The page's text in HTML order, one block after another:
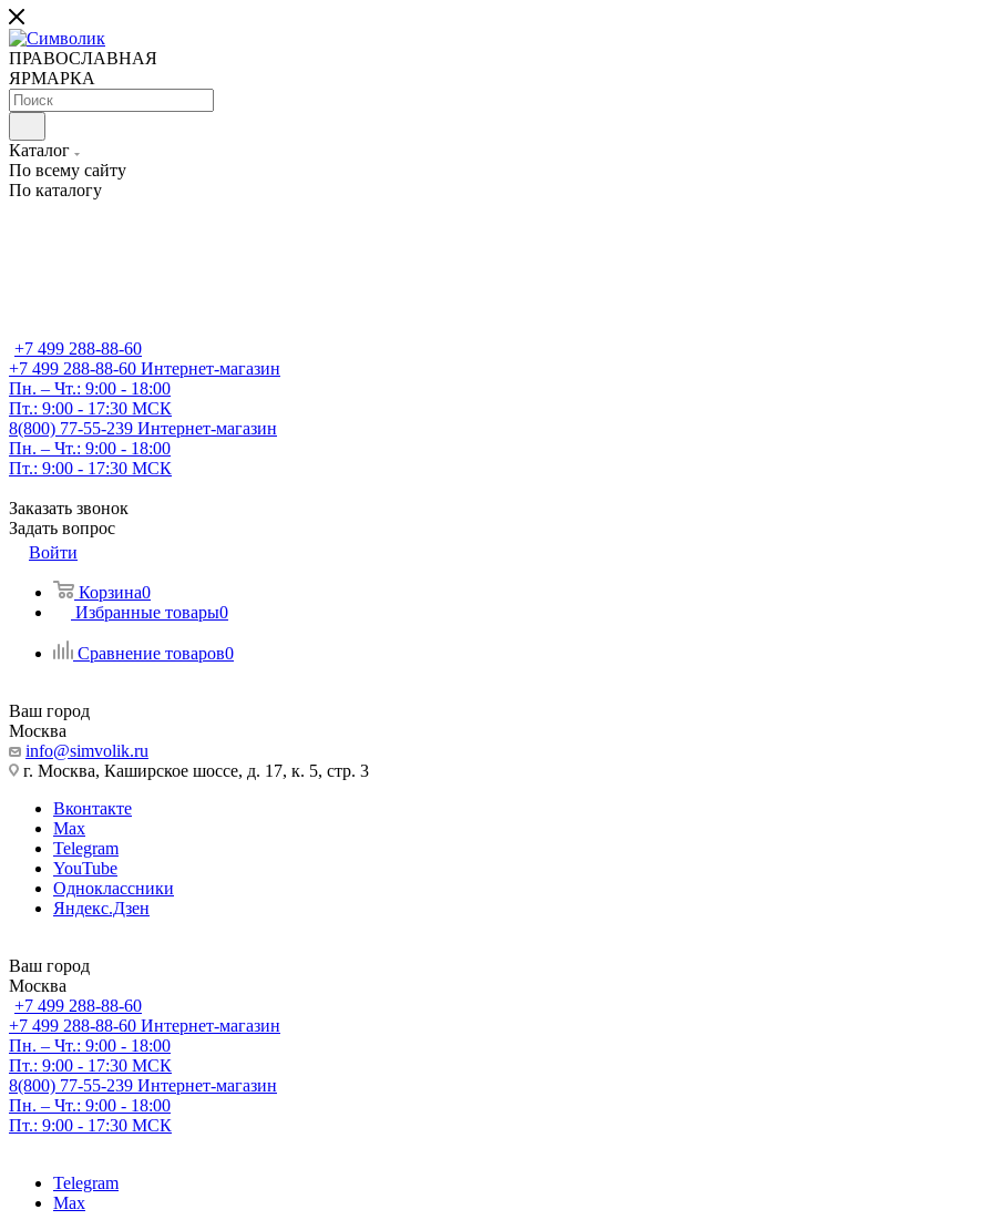
ПРАВОСЛАВНАЯ
ЯРМАРКА
Каталог
По всему сайту
По каталогу
+7 499 288-88-60
+7 499 288-88-60 Интернет-магазин
Пн. – Чт.: 9:00 - 18:00
Пт.: 9:00 - 17:30 МСК
8(800) 77-55-239 Интернет-магазин
Пн. – Чт.: 9:00 - 18:00
Пт.: 9:00 - 17:30 МСК
Заказать звонок
Задать вопрос
Войти
Корзина0
Избранные товары0
Сравнение товаров0
Ваш город
Москва
info@simvolik.ru
г. Москва, Каширское шоссе, д. 17, к. 5, стр. 3
Вконтакте
Max
Telegram
YouTube
Одноклассники
Яндекс.Дзен
Ваш город
Москва
+7 499 288-88-60
+7 499 288-88-60 Интернет-магазин
Пн. – Чт.: 9:00 - 18:00
Пт.: 9:00 - 17:30 МСК
8(800) 77-55-239 Интернет-магазин
Пн. – Чт.: 9:00 - 18:00
Пт.: 9:00 - 17:30 МСК
Telegram
Max